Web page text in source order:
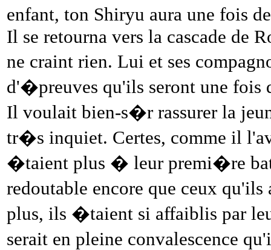
enfant, ton Shiryu aura une fois
Il se retourna vers la cascade de
ne craint rien. Lui et ses
d'�preuves qu'ils seront une
Il voulait bien-s�r rassurer la
tr�s inquiet. Certes, comme il
�taient plus � leur premi�re
redoutable encore que ceux
plus, ils �taient si affaiblis par
serait en pleine convalescence